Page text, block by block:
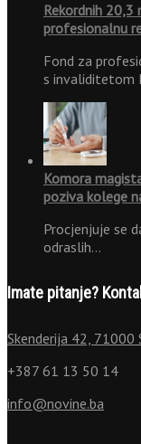
Rekordnih
profesionalnu
Fond za
s invaliditetom
Komora
poziva kolege
Procjenjuje se
odraslih…
Imate pitanje?
Skenderija 42, 71000
+387 61 13 50 14
info@novine.ba